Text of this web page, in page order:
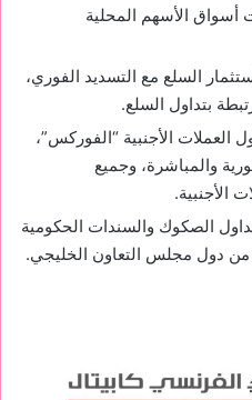
الأسهم المحلية
السلع مع التسديد الفوري،
بتداول السلع.
الأجنبية “الفوركس”،
والمباشرة، وجميع
الأجنبية.
الصكوك والسندات الحكومية
من دول مجلس التعاون الخليجي.